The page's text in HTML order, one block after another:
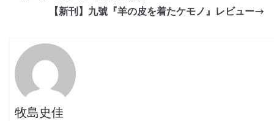
【新刊】九號『羊の皮を着たケモノ』レビュー
牧島史佳